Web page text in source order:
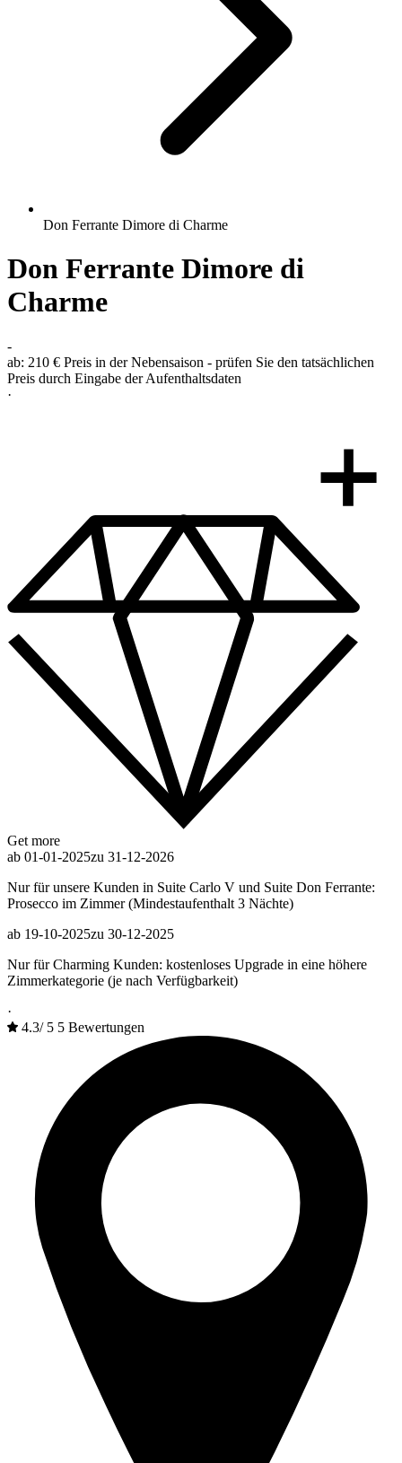
Don Ferrante Dimore di Charme
Don Ferrante Dimore di
Charme
-
ab: 210 € Preis in der Nebensaison - prüfen Sie den tatsächlichen
Preis durch Eingabe der Aufenthaltsdaten
·
Get more
ab 01-01-2025zu 31-12-2026
Nur für unsere Kunden in Suite Carlo V und Suite Don Ferrante:
Prosecco im Zimmer (Mindestaufenthalt 3 Nächte)
ab 19-10-2025zu 30-12-2025
Nur für Charming Kunden: kostenloses Upgrade in eine höhere
Zimmerkategorie (je nach Verfügbarkeit)
·
4.3/ 5 5 Bewertungen